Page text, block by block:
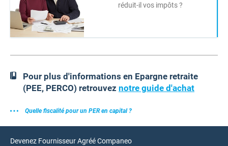
réduit-il vos impôts ?
Pour plus d'informations en Epargne retraite
(PEE, PERCO) retrouvez notre guide d'achat
Quelle fiscalité pour un PER en capital ?
Devenez Fournisseur Agréé Companeo